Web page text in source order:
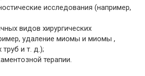
исследования (например,
видов хирургических
удаление миомы и миомы ,
и т. д.);
терапии.